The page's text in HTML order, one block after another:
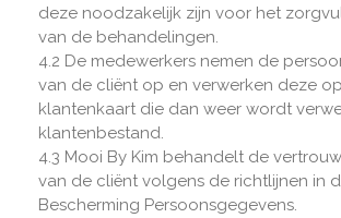
deze noodzakelijk zijn voor het
van de behandelingen.
4.2 De medewerkers nemen de
van de cliënt op en verwerken deze
klantenkaart die dan weer wordt
klantenbestand.
4.3 Mooi By Kim behandelt de
van de cliënt volgens de richtlijnen in
Bescherming Persoonsgegevens.